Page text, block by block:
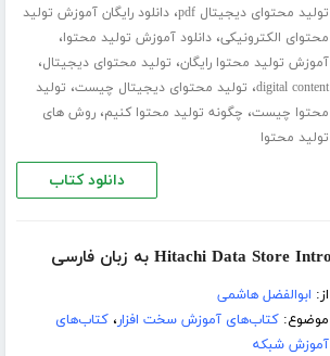
تولید محتوای دیجیتال pdf ،دانلود رایگان آموزش تولید
محتوای الکترونیکی،دانلود آموزش تولید محتوا،
آموزش تولید محتوا رایگان، تولید محتوای دیجیتال،
digital content، تولید محتوای دیجیتال چیست، تولید
محتوا چیست، چگونه تولید محتوا کنیم،روش های
تولید محتوا
دانلود کتاب
از: ابوالفضل هاشمی
موضوع:کتاب‌های آموزش سخت افزار،کتاب‌های
آموزش شبکه